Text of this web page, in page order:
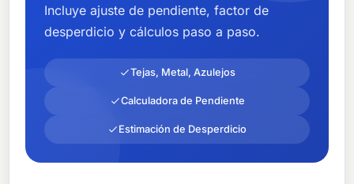
Incluye ajuste de pendiente, factor de
desperdicio y cálculos paso a paso.
Tejas, Metal, Azulejos
Calculadora de Pendiente
Estimación de Desperdicio